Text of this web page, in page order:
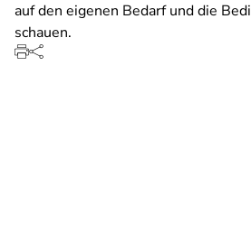
auf den eigenen Bedarf und die
schauen.